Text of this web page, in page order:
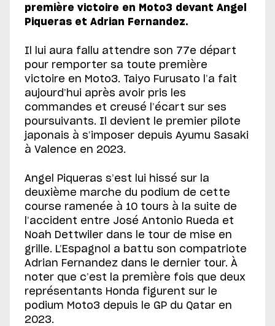
première victoire en Moto3 devant Angel
Piqueras et Adrian Fernandez.
Il lui aura fallu attendre son 77e départ
pour remporter sa toute première
victoire en Moto3. Taiyo Furusato l’a fait
aujourd’hui après avoir pris les
commandes et creusé l’écart sur ses
poursuivants. Il devient le premier pilote
japonais à s’imposer depuis Ayumu Sasaki
à Valence en 2023.
Angel Piqueras s’est lui hissé sur la
deuxième marche du podium de cette
course ramenée à 10 tours à la suite de
l’accident entre José Antonio Rueda et
Noah Dettwiler dans le tour de mise en
grille. L’Espagnol a battu son compatriote
Adrian Fernandez dans le dernier tour. À
noter que c’est la première fois que deux
représentants Honda figurent sur le
podium Moto3 depuis le GP du Qatar en
2023.